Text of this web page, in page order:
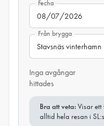
Fecha
Från brygga
Inga avgångar
hittades
Bra att veta: Visar ett
alltid hela resan i